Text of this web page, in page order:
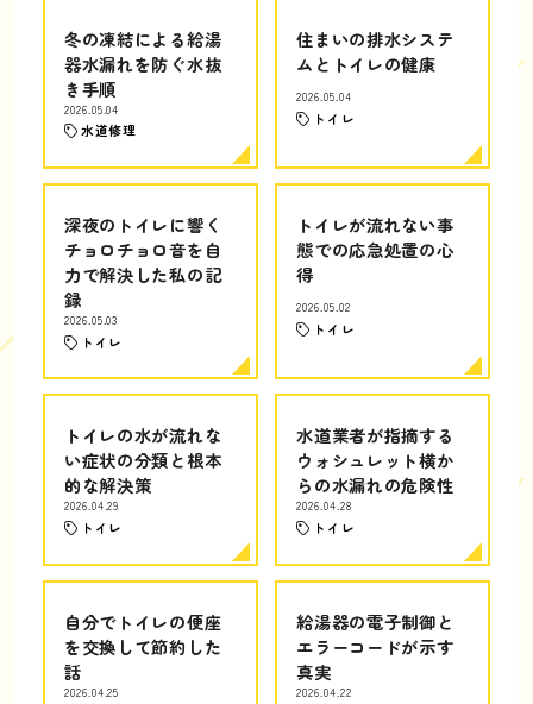
冬の凍結による給湯
器水漏れを防ぐ水抜
き手順
2026.05.04
水道修理
住まいの排水システ
ムとトイレの健康
2026.05.04
トイレ
深夜のトイレに響く
チョロチョロ音を自
力で解決した私の記
録
2026.05.03
トイレ
トイレが流れない事
態での応急処置の心
得
2026.05.02
トイレ
トイレの水が流れな
い症状の分類と根本
的な解決策
2026.04.29
トイレ
水道業者が指摘する
ウォシュレット横か
らの水漏れの危険性
2026.04.28
トイレ
自分でトイレの便座
を交換して節約した
話
2026.04.25
給湯器の電子制御と
エラーコードが示す
真実
2026.04.22